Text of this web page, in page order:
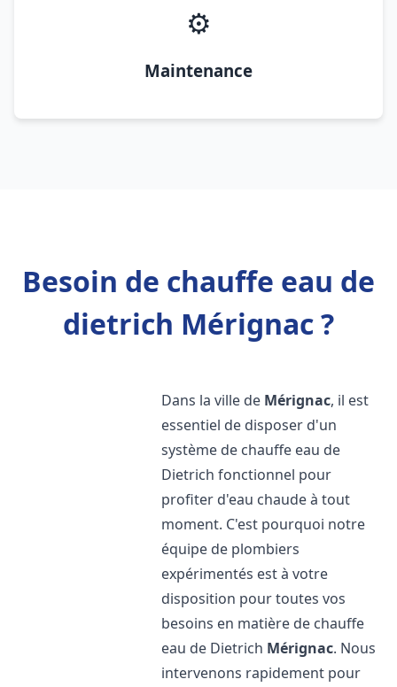
⚙️
Maintenance
Besoin de chauffe eau de
dietrich Mérignac ?
Dans la ville de Mérignac, il est
essentiel de disposer d'un
système de chauffe eau de
Dietrich fonctionnel pour
profiter d'eau chaude à tout
moment. C'est pourquoi notre
équipe de plombiers
expérimentés est à votre
disposition pour toutes vos
besoins en matière de chauffe
eau de Dietrich Mérignac. Nous
intervenons rapidement pour